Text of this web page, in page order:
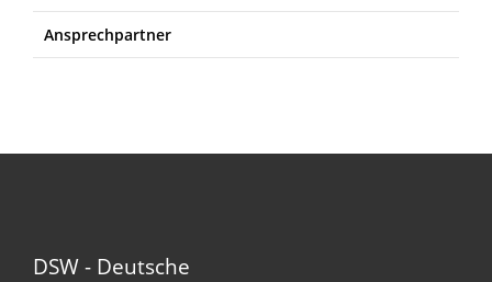
Ansprechpartner
DSW - Deutsche